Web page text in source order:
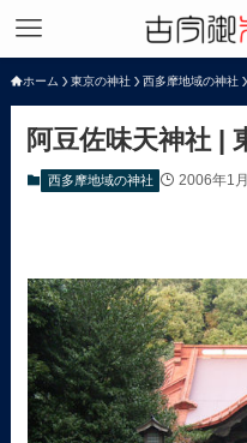
ホーム 東京の神社 西多摩地域の神社
阿豆佐味天神社 |
西多摩地域の神社 2006年1